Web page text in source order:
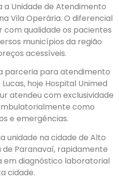
a Unidade de Atendimento
Vila Operária. O diferencial
com qualidade os pacientes
municípios da região
acessíveis.
parceria para atendimento
hoje Hospital Unimed
atendeu com exclusividade
como
e emergências.
unidade na cidade de Alto
Paranavaí, rapidamente
diagnóstico laboratorial
cidade.